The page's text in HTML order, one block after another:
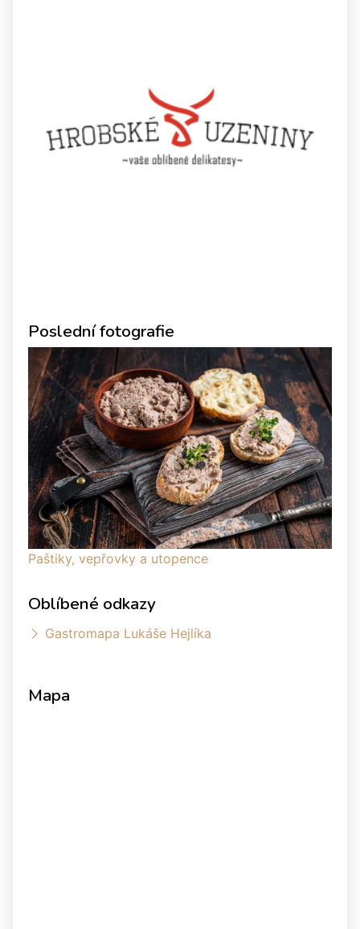
Poslední fotografie
Paštiky, vepřovky a utopence
Oblíbené odkazy
Gastromapa Lukáše Hejlíka
Mapa